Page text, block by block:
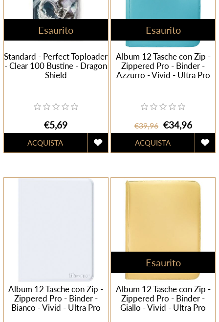
Esaurito
Standard - Perfect Toploader
- Clear 100 Bustine - Dragon
Shield
€5,69
Esaurito
Album 12 Tasche con Zip -
Zippered Pro - Binder -
Azzurro - Vivid - Ultra Pro
€39,96 €34,96
Album 12 Tasche con Zip -
Zippered Pro - Binder -
Bianco - Vivid - Ultra Pro
Esaurito
Album 12 Tasche con Zip -
Zippered Pro - Binder -
Giallo - Vivid - Ultra Pro